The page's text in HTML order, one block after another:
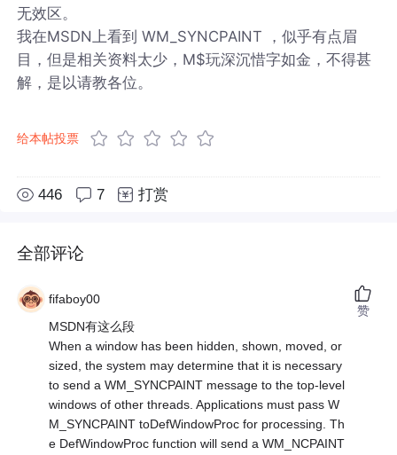
无效区。
我在MSDN上看到 WM_SYNCPAINT ，似乎有点眉
目，但是相关资料太少，M$玩深沉惜字如金，不得甚
解，是以请教各位。
给本帖投票
446 7 打赏
全部评论
fifaboy00
MSDN有这么段
When a window has been hidden, shown, moved, or
sized, the system may determine that it is necessary
to send a WM_SYNCPAINT message to the top-level
windows of other threads. Applications must pass W
M_SYNCPAINT toDefWindowProc for processing. Th
e DefWindowProc function will send a WM_NCPAINT
赞